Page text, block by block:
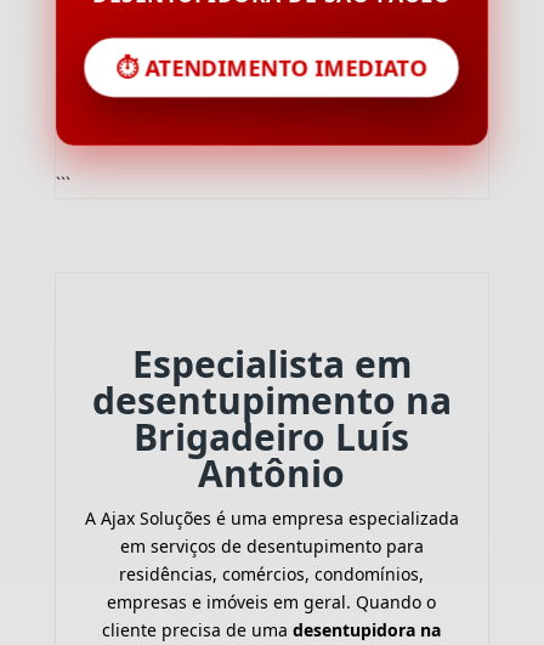
⏱️ ATENDIMENTO IMEDIATO
```
Especialista em
desentupimento na
Brigadeiro Luís
Antônio
A Ajax Soluções é uma empresa especializada
em serviços de desentupimento para
residências, comércios, condomínios,
empresas e imóveis em geral. Quando o
cliente precisa de umadesentupidora na